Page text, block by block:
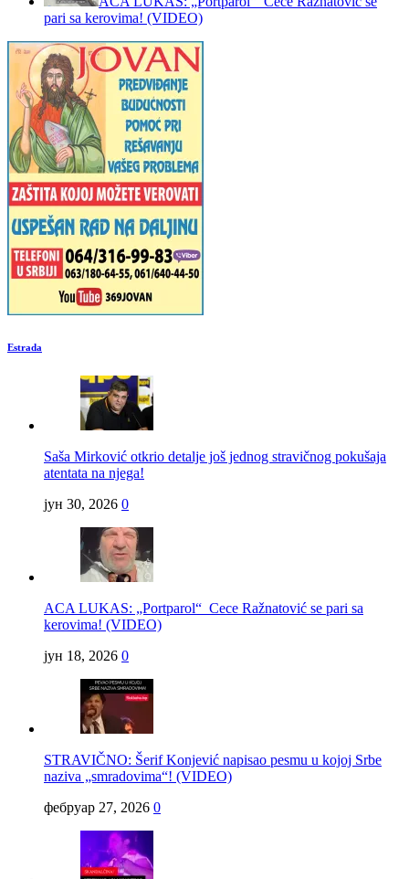
pari sa kerovima! (VIDEO)
Estrada
Saša Mirković otkrio detalje još jednog stravičnog pokušaja
atentata na njega!
јун 30, 2026 0
ACA LUKAS: „Portparol“ Cece Ražnatović se pari sa
kerovima! (VIDEO)
јун 18, 2026 0
STRAVIČNO: Šerif Konjević napisao pesmu u kojoj Srbe
naziva „smradovima“! (VIDEO)
фебруар 27, 2026 0